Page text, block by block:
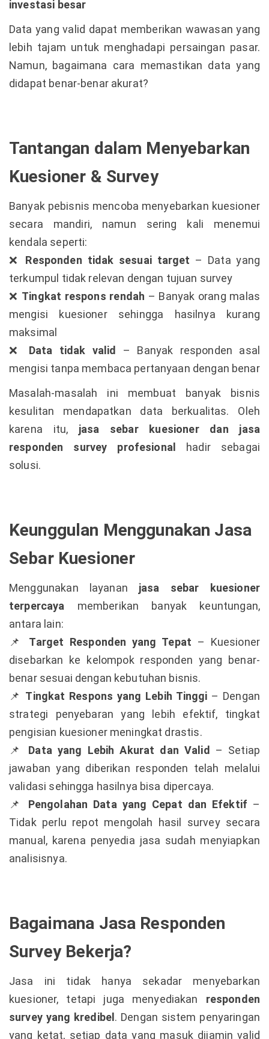
investasi besar
Data yang valid dapat memberikan wawasan yang
lebih tajam untuk menghadapi persaingan pasar.
Namun, bagaimana cara memastikan data yang
didapat benar-benar akurat?
Tantangan dalam Menyebarkan
Kuesioner & Survey
Banyak pebisnis mencoba menyebarkan kuesioner
secara mandiri, namun sering kali menemui
kendala seperti:
❌ Responden tidak sesuai target – Data yang
terkumpul tidak relevan dengan tujuan survey
❌ Tingkat respons rendah – Banyak orang malas
mengisi kuesioner sehingga hasilnya kurang
maksimal
❌ Data tidak valid
– Banyak responden asal
mengisi tanpa membaca pertanyaan dengan benar
Masalah-masalah ini membuat banyak bisnis
kesulitan mendapatkan data berkualitas. Oleh
karena itu, jasa sebar kuesioner dan jasa
responden survey profesional
hadir sebagai
solusi.
Keunggulan Menggunakan Jasa
Sebar Kuesioner
Menggunakan layanan jasa sebar kuesioner
terpercaya memberikan banyak keuntungan,
antara lain:
📌 Target Responden yang Tepat – Kuesioner
disebarkan ke kelompok responden yang benar-
benar sesuai dengan kebutuhan bisnis.
📌 Tingkat Respons yang Lebih Tinggi – Dengan
strategi penyebaran yang lebih efektif, tingkat
pengisian kuesioner meningkat drastis.
📌 Data yang Lebih Akurat dan Valid
– Setiap
jawaban yang diberikan responden telah melalui
validasi sehingga hasilnya bisa dipercaya.
📌 Pengolahan Data yang Cepat dan Efektif –
Tidak perlu repot mengolah hasil survey secara
manual, karena penyedia jasa sudah menyiapkan
analisisnya.
Bagaimana Jasa Responden
Survey Bekerja?
Jasa ini tidak hanya sekadar menyebarkan
kuesioner, tetapi juga menyediakan responden
survey yang kredibel . Dengan sistem penyaringan
yang ketat, setiap data yang masuk dijamin valid